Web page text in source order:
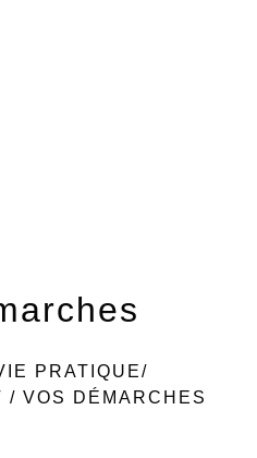
PRATIQUE/
/ VOS DÉMARCHES